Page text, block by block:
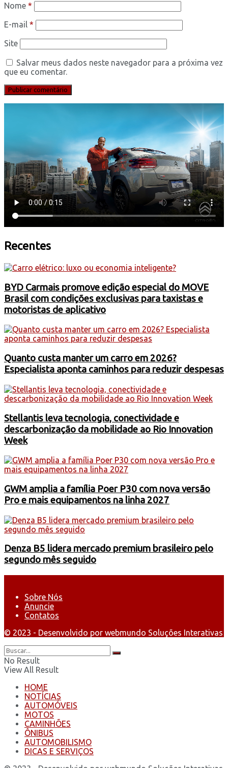
Nome *
E-mail *
Site
Salvar meus dados neste navegador para a próxima vez
que eu comentar.
Recentes
BYD Carmais promove edição especial do MOVE
Brasil com condições exclusivas para taxistas e
motoristas de aplicativo
Quanto custa manter um carro em 2026?
Especialista aponta caminhos para reduzir despesas
Stellantis leva tecnologia, conectividade e
descarbonização da mobilidade ao Rio Innovation
Week
GWM amplia a família Poer P30 com nova versão
Pro e mais equipamentos na linha 2027
Denza B5 lidera mercado premium brasileiro pelo
segundo mês seguido
Sobre Nós
Anuncie
Contatos
© 2023 - Desenvolvido por webmundo Soluções Interativas
No Result
View All Result
HOME
NOTÍCIAS
AUTOMÓVEIS
MOTOS
CAMINHÕES
ÔNIBUS
AUTOMOBILISMO
DICAS E SERVIÇOS